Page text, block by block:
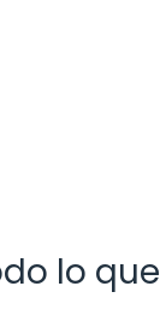
lo que